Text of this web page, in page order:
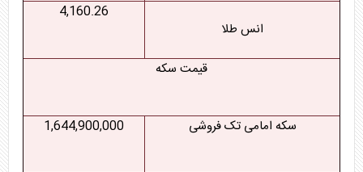
انس طلا
4,160.26
قیمت سکه
سکه امامی تک فروشی 1,644,900,000